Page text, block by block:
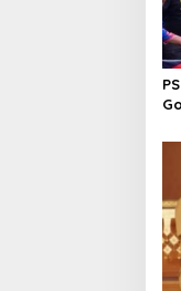
4-